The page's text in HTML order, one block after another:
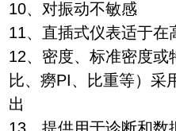
10、对振动不敏感
11、直插式仪表适于在
12、密度、标准密度或
比、癆PI、比重等）采
出